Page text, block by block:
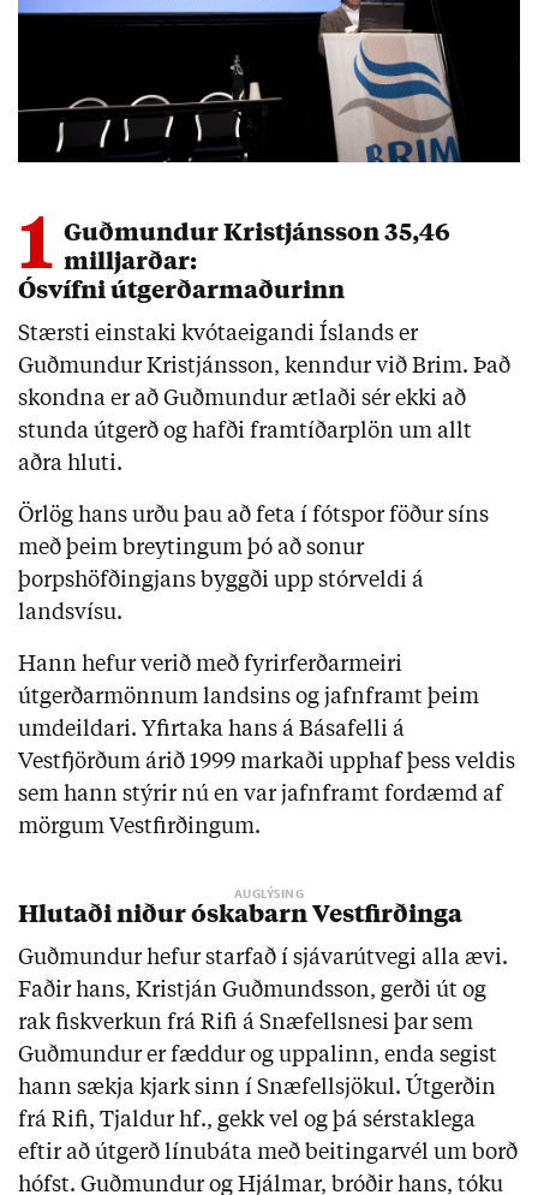
1 Guðmundur Kristjánsson 35,46
milljarðar:
Ósvífni útgerðarmaðurinn
Stærsti einstaki kvótaeigandi Íslands er
Guðmundur Kristjánsson, kenndur við Brim. Það
skondna er að Guðmundur ætlaði sér ekki að
stunda útgerð og hafði framtíðarplön um allt
aðra hluti.
Örlög hans urðu þau að feta í fótspor föður síns
með þeim breytingum þó að sonur
þorpshöfðingjans byggði upp stórveldi á
landsvísu.
Hann hefur verið með fyrirferðarmeiri
útgerðarmönnum landsins og jafnframt þeim
umdeildari. Yfirtaka hans á Básafelli á
Vestfjörðum árið 1999 markaði upphaf þess veldis
sem hann stýrir nú en var jafnframt fordæmd af
mörgum Vestfirðingum.
Hlutaði niður óskabarn Vestfirðinga
Guðmundur hefur starfað í sjávarútvegi alla ævi.
Faðir hans, Kristján Guðmundsson, gerði út og
rak fiskverkun frá Rifi á Snæfellsnesi þar sem
Guðmundur er fæddur og uppalinn, enda segist
hann sækja kjark sinn í Snæfellsjökul. Útgerðin
frá Rifi, Tjaldur hf., gekk vel og þá sérstaklega
eftir að útgerð línubáta með beitingarvél um borð
hófst. Guðmundur og Hjálmar, bróðir hans, tóku